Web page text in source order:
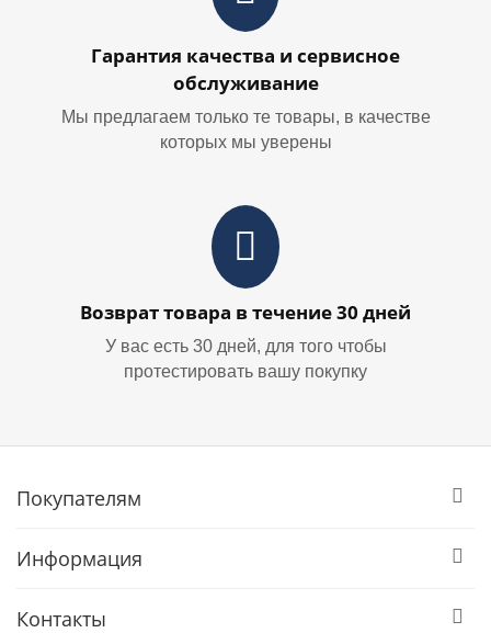
Гарантия качества и сервисное
обслуживание
Мы предлагаем только те товары, в качестве
которых мы уверены
Возврат товара в течение 30 дней
У вас есть 30 дней, для того чтобы
протестировать вашу покупку
Покупателям
Информация
Контакты